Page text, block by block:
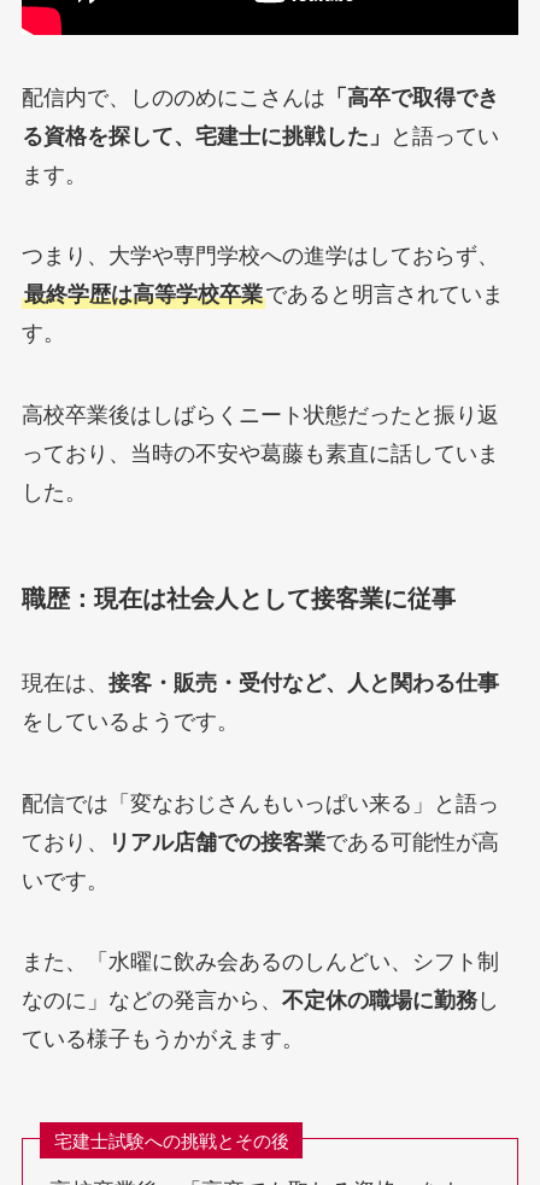
配信内で、しののめにこさんは 「高卒で取得でき
る資格を探して、宅建士に挑戦した」
と語ってい
ます。
つまり、大学や専門学校への進学はしておらず、
最終学歴は高等学校卒業であると明言されていま
す。
高校卒業後はしばらくニート状態だったと振り返
っており、当時の不安や葛藤も素直に話していま
した。
職歴：現在は社会人として接客業に従事
現在は、 接客・販売・受付など、人と関わる仕事
をしているようです。
配信では「変なおじさんもいっぱい来る」と語っ
ており、
リアル店舗での接客業である可能性が高
いです。
また、「水曜に飲み会あるのしんどい、シフト制
なのに」などの発言から、 不定休の職場に勤務し
ている様子もうかがえます。
宅建士試験への挑戦とその後